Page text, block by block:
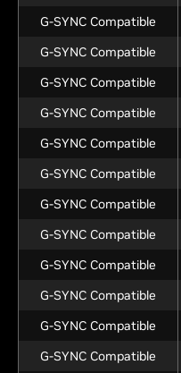
G-SYNC Compatible
G-SYNC Compatible
G-SYNC Compatible
G-SYNC Compatible
G-SYNC Compatible
G-SYNC Compatible
G-SYNC Compatible
G-SYNC Compatible
G-SYNC Compatible
G-SYNC Compatible
G-SYNC Compatible
G-SYNC Compatible